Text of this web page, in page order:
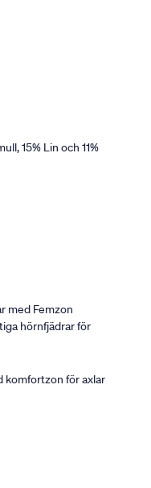
15% Lin och 11%
med Femzon
hörnfjädrar för
komfortzon för axlar